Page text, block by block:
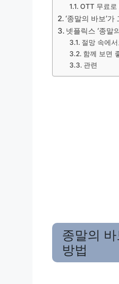
OTT 무료로
‘종말의 바보’
넷플릭스 ‘종말
절망 속에
함께 보면
관련
종말의
방법